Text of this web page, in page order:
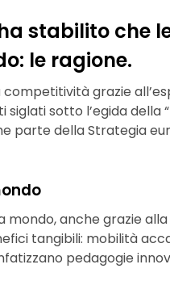
stabilito che
le ragione.
grazie
siglati sotto l’egida della “
parte della Strategia
mondo, anche grazie
tangibili: mobilità
pedagogie